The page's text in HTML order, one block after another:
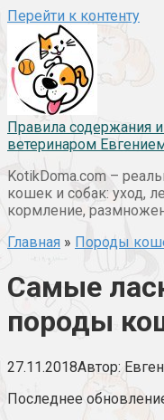
Перейти к контенту
Правила содержания
ветеринаром
KotikDoma.com –
кошек и собак: уход,
кормление,
Главная » Породы
Самые
породы
27.11.2018Автор:
Последнее